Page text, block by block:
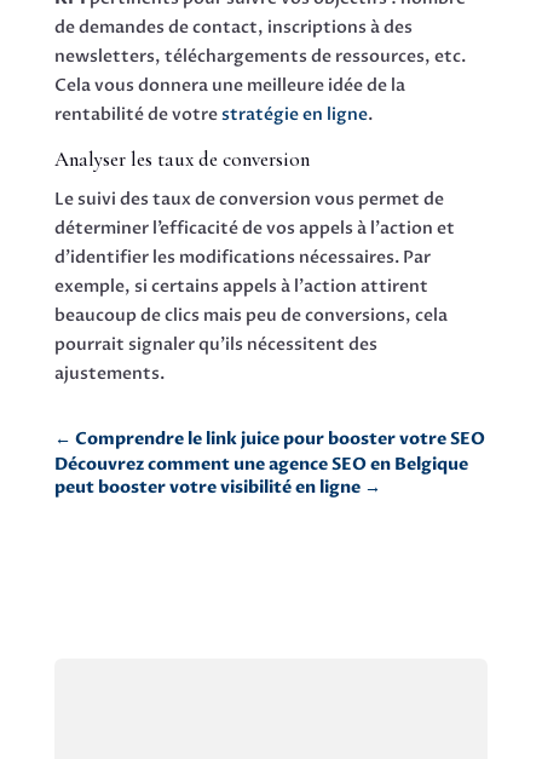
de demandes de contact, inscriptions à des
newsletters, téléchargements de ressources, etc.
Cela vous donnera une meilleure idée de la
rentabilité de votrestratégie en ligne.
Analyser les taux de conversion
Le suivi des taux de conversion vous permet de
déterminer l’efficacité de vos appels à l’action et
d’identifier les modifications nécessaires. Par
exemple, si certains appels à l’action attirent
beaucoup de clics mais peu de conversions, cela
pourrait signaler qu’ils nécessitent des
ajustements.
← Comprendre le link juice pour booster votre SEO
Découvrez comment une agence SEO en Belgique
peut booster votre visibilité en ligne→